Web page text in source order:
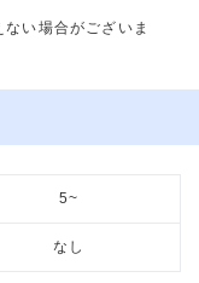
い場合がございま
5~
なし